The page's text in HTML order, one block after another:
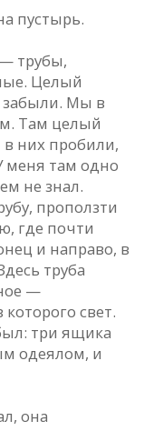
пустырь.
трубы,
Целый
забыли. Мы в
Там целый
них пробили,
меня там одно
не знал.
проползти
где почти
и направо, в
труба
—
свет.
три ящика
одеялом, и
она